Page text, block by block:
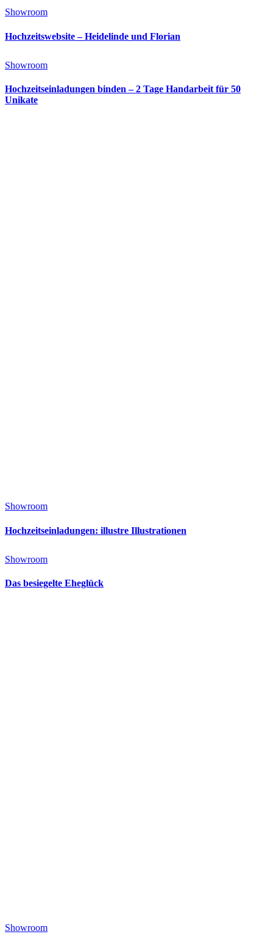
Showroom
Hochzeitswebsite – Heidelinde und Florian
Showroom
Hochzeitseinladungen binden – 2 Tage Handarbeit für 50
Unikate
Showroom
Hochzeitseinladungen: illustre Illustrationen
Showroom
Das besiegelte Eheglück
Showroom